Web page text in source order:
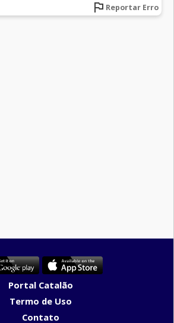
Reportar Erro
Portal Catalão
Termo de Uso
Contato